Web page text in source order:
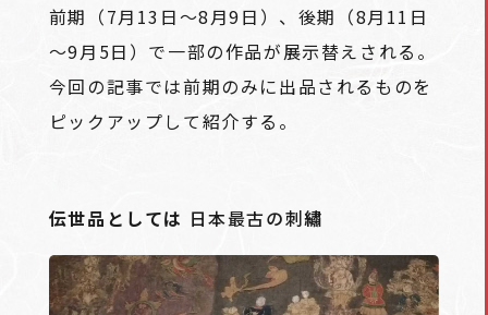
前期（7月13日～8月9日）、後期（8月11日
～9月5日）で一部の作品が展示替えされる。
今回の記事では前期のみに出品されるものを
ピックアップして紹介する。
伝世品としては 日本最古の刺繡